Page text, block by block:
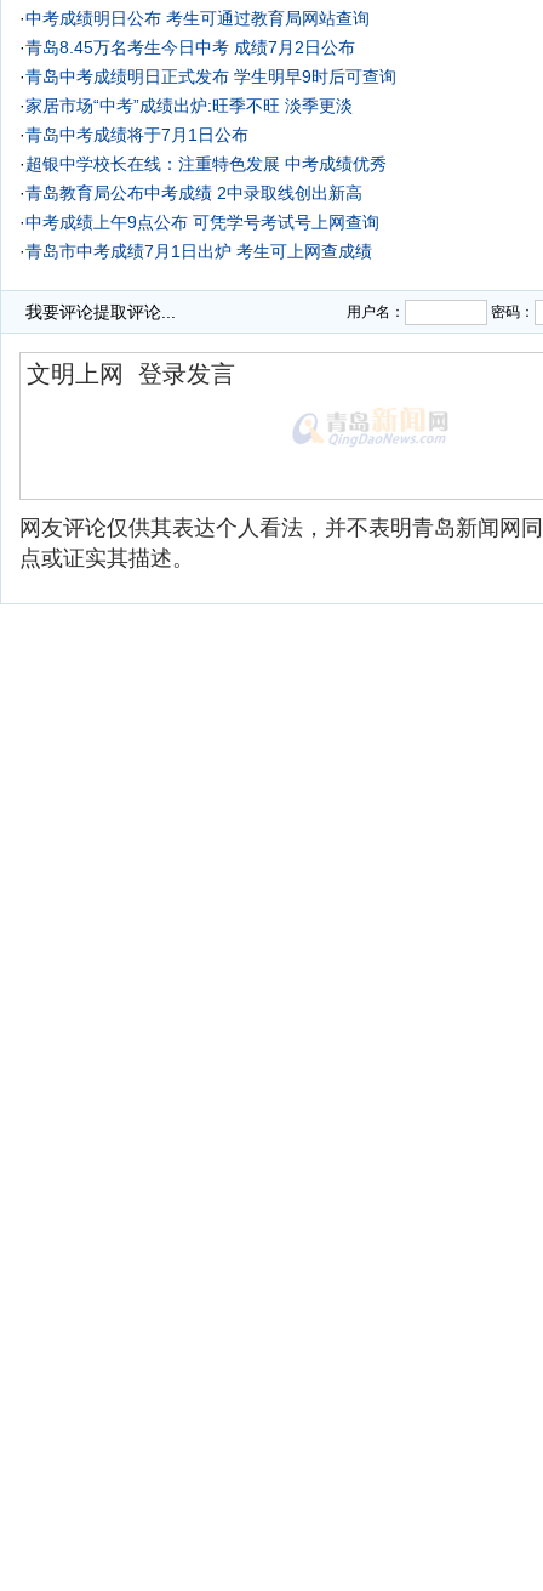
·中考成绩明日公布 考生可通过教育局网站查询
·青岛8.45万名考生今日中考 成绩7月2日公布
·青岛中考成绩明日正式发布 学生明早9时后可查询
·家居市场“中考”成绩出炉:旺季不旺 淡季更淡
·青岛中考成绩将于7月1日公布
·超银中学校长在线：注重特色发展 中考成绩优秀
·青岛教育局公布中考成绩 2中录取线创出新高
·中考成绩上午9点公布 可凭学号考试号上网查询
·青岛市中考成绩7月1日出炉 考生可上网查成绩
我要评论提取评论... 用户名： 密码：
网友评论仅供其表达个人看法，并不表明青岛新闻网
点或证实其描述。